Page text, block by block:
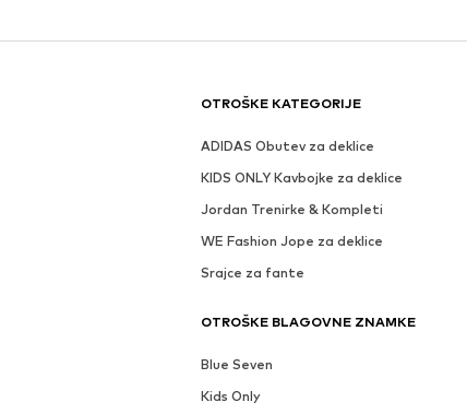
OTROŠKE KATEGORIJE
ADIDAS Obutev za deklice
KIDS ONLY Kavbojke za deklice
Jordan Trenirke & Kompleti
WE Fashion Jope za deklice
Srajce za fante
OTROŠKE BLAGOVNE ZNAMKE
Blue Seven
Kids Only